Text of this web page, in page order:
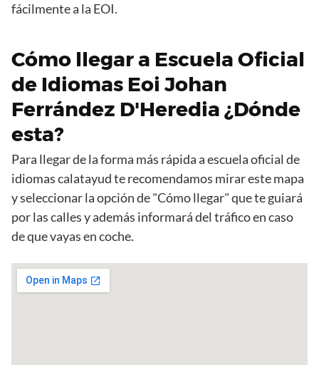
fácilmente a la EOI.
Cómo llegar a Escuela Oficial
de Idiomas Eoi Johan
Ferrández D'Heredia ¿Dónde
esta?
Para llegar de la forma más rápida a escuela oficial de
idiomas calatayud te recomendamos mirar este mapa
y seleccionar la opción de "Cómo llegar" que te guiará
por las calles y además informará del tráfico en caso
de que vayas en coche.